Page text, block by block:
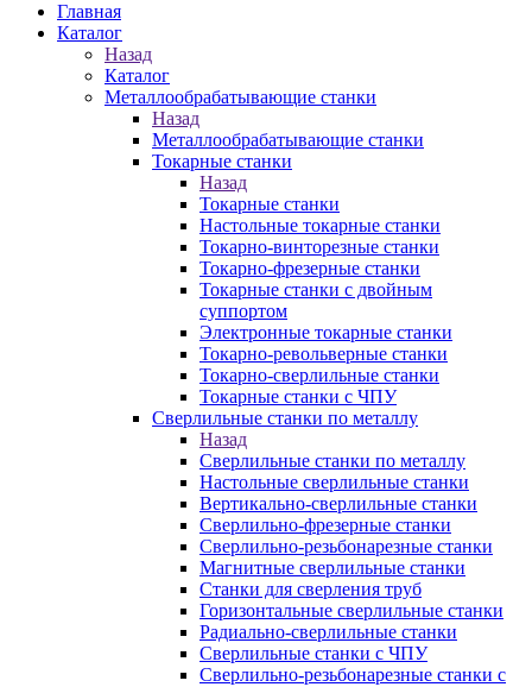
Главная
Каталог
Назад
Каталог
Металлообрабатывающие станки
Назад
Металлообрабатывающие станки
Токарные станки
Назад
Токарные станки
Настольные токарные станки
Токарно-винторезные станки
Токарно-фрезерные станки
Токарные станки с двойным
суппортом
Электронные токарные станки
Токарно-револьверные станки
Токарно-сверлильные станки
Токарные станки с ЧПУ
Сверлильные станки по металлу
Назад
Сверлильные станки по металлу
Настольные сверлильные станки
Вертикально-сверлильные станки
Сверлильно-фрезерные станки
Сверлильно-резьбонарезные станки
Магнитные сверлильные станки
Станки для сверления труб
Горизонтальные сверлильные станки
Радиально-сверлильные станки
Сверлильные станки с ЧПУ
Сверлильно-резьбонарезные станки с